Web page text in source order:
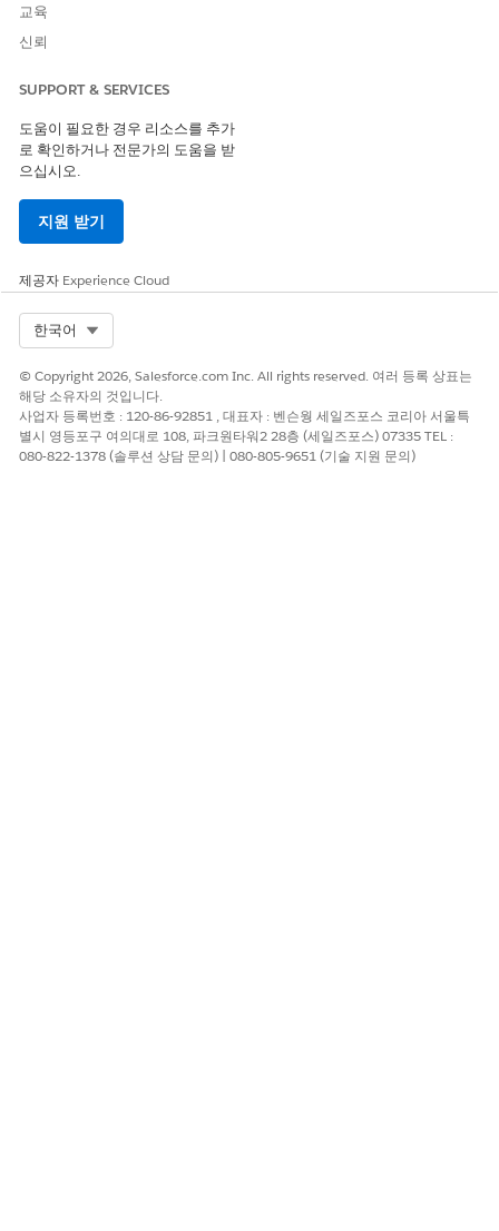
작업 계획 목록 구성 요소를 릴리스 페이지에 추가합니다. 레코
드 페이지에
이 기사를 통해 문제를 해결했습니까?
교육
신뢰
SUPPORT & SERVICES
도움이 필요한 경우 리소스를 추가
로 확인하거나 전문가의 도움을 받
으십시오.
지원 받기
제공자 Experience Cloud
한국어
© Copyright 2026, Salesforce.com Inc. All rights reserved. 여러 등록 상표는
해당 소유자의 것입니다.
사업자 등록번호 : 120-86-92851 , 대표자 : 벤슨웡 세일즈포스 코리아 서울특
별시 영등포구 여의대로 108, 파크원타워2 28층 (세일즈포스) 07335 TEL :
080-822-1378 (솔루션 상담 문의) | 080-805-9651 (기술 지원 문의)